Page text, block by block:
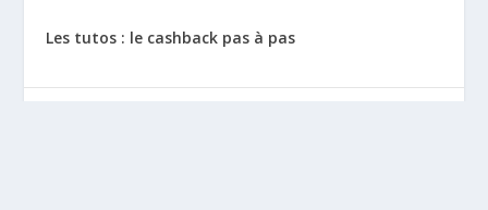
Les tutos : le cashback pas à pas